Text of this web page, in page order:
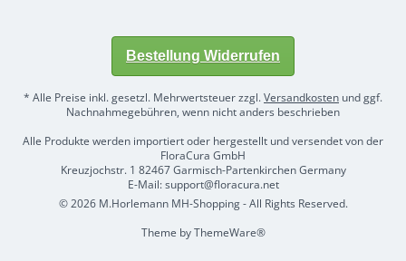
Bestellung Widerrufen
* Alle Preise inkl. gesetzl. Mehrwertsteuer zzgl.Versandkosten und ggf.
Nachnahmegebühren, wenn nicht anders beschrieben
Alle Produkte werden importiert oder hergestellt und versendet von der
FloraCura GmbH
Kreuzjochstr. 1 82467 Garmisch-Partenkirchen Germany
E-Mail: support@floracura.net
© 2026 M.Horlemann MH-Shopping - All Rights Reserved.
Theme byThemeWare®